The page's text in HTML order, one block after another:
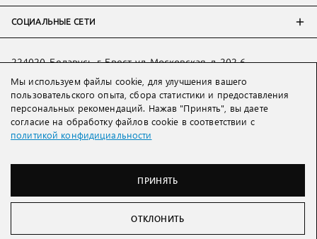
СОЦИАЛЬНЫЕ СЕТИ
214018 Россия, г. Смоленск, пр-т. Гагарина, д. 19
224020, Беларусь, г. Брест, ул. Московская, д. 202-6
Тел:+7 993 398 36 60(WhatsApp
Тел:+375 29 205 80 10( WhatsApp,Viber)
Email:ved@lakbi.com
Мы используем файлы cookie, для улучшения вашего
пользовательского опыта, сбора статистики и предоставления
персональных рекомендаций. Нажав "Принять", вы даете
согласие на обработку файлов cookie в соответствии с
политикой конфидициальности
ПРИНЯТЬ
ОТКЛОНИТЬ